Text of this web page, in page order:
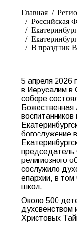
Главная
Российская
В праздник
5 апреля 2026
в Иерусалим в
соборе
Божественная
богослужение
председатель
религиозного
сослужило
епархии, в том
школ.
Около 500
духовенством
Христовых